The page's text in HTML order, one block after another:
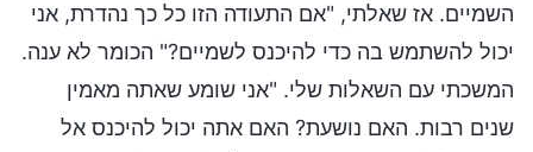
השמיים. אז שאלתי, "אם התעודה הזו כל כך נהדרת, אני
יכול להשתמש בה כדי להיכנס לשמיים?" הכומר לא ענה.
המשכתי עם השאלות שלי. "אני שומע שאתה מאמין
שנים רבות. האם נושעת? האם אתה יכול להיכנס אל